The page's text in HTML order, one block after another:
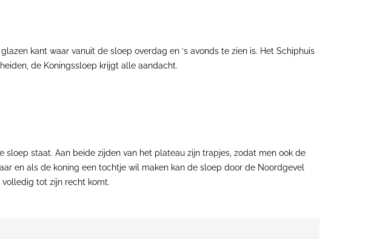
kant waar vanuit de sloep overdag en ‘s avonds te zien is. Het Schiphuis
de Koningssloep krijgt alle aandacht.
staat. Aan beide zijden van het plateau zijn trapjes, zodat men ook de
en als de koning een tochtje wil maken kan de sloep door de Noordgevel
tot zijn recht komt.